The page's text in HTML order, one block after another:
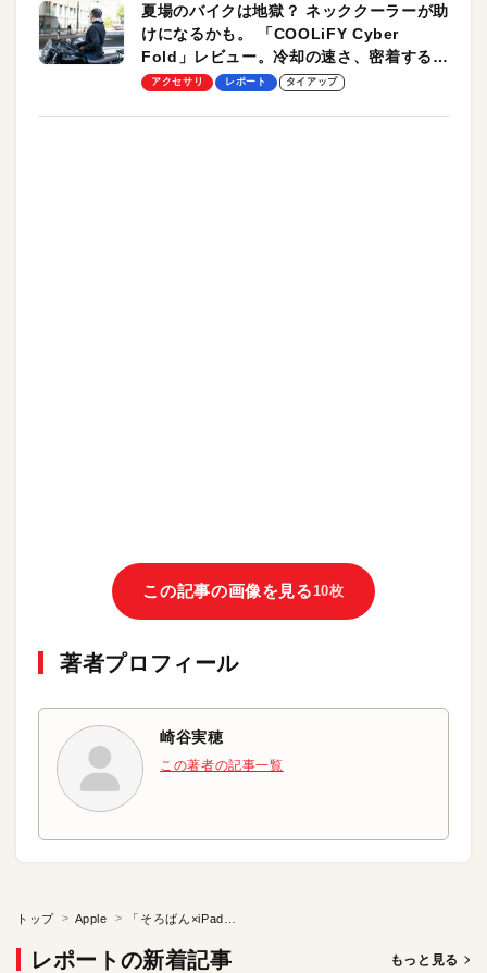
夏場のバイクは地獄？ ネッククーラーが助
けになるかも。 「COOLiFY Cyber
Fold」レビュー。冷却の速さ、密着する冷
却プレート、シンプルな操作性がグッド！
アクセサリ レポート タイアップ
この記事の画像を見る 10枚
著者プロフィール
崎谷実穂
この著者の記事一覧
トップ Apple
レポートの新着記事 もっと見る